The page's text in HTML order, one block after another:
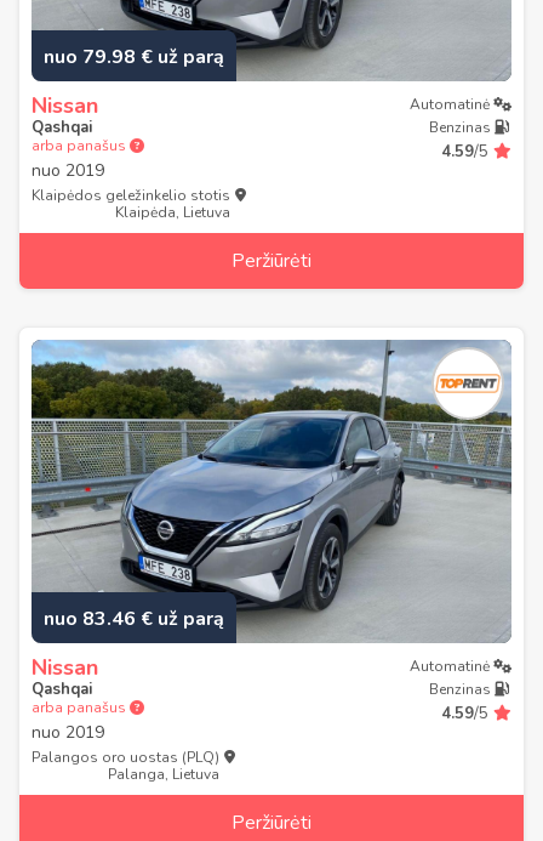
nuo 79.98 € už parą
Nissan
Qashqai
arba panašus
nuo 2019
Automatinė
Benzinas
4.59/5
Klaipėdos geležinkelio stotis
Klaipėda, Lietuva
Peržiūrėti
nuo 83.46 € už parą
Nissan
Qashqai
arba panašus
nuo 2019
Automatinė
Benzinas
4.59/5
Palangos oro uostas (PLQ)
Palanga, Lietuva
Peržiūrėti